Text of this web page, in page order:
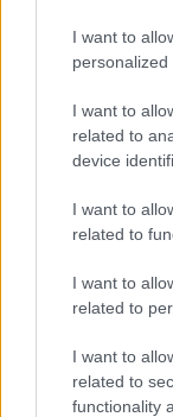
I want to
personalized
I want to
related to
device
I want to
related to
I want to
related to
I want to
related to
functionality